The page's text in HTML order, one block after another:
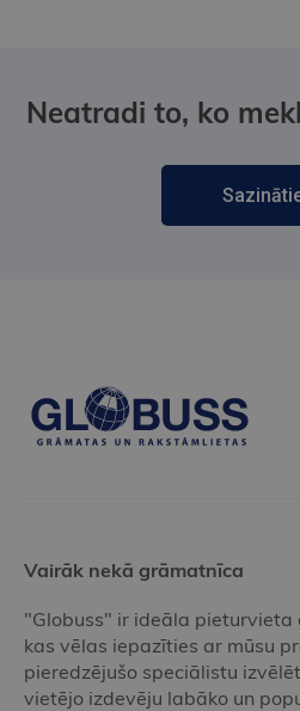
Neatradi to, ko
Vairāk nekā grāmatnīca
"Globuss" ir ideāla
kas vēlas iepazīties ar mūsu
pieredzējušo speciālistu
vietējo izdevēju labāko un